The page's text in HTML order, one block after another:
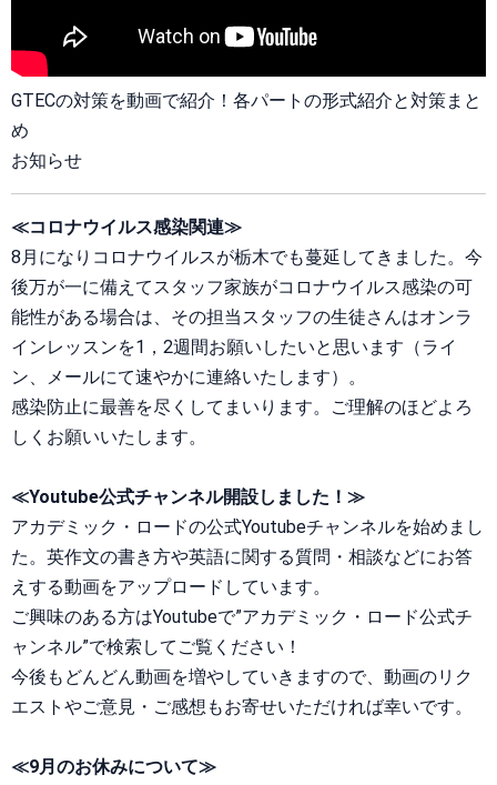
GTECの対策を動画で紹介！各パートの形式紹介と対策まと
め
お知らせ
≪コロナウイルス感染関連≫
8月になりコロナウイルスが栃木でも蔓延してきました。今
後万が一に備えてスタッフ家族がコロナウイルス感染の可
能性がある場合は、その担当スタッフの生徒さんはオンラ
インレッスンを1，2週間お願いしたいと思います（ライ
ン、メールにて速やかに連絡いたします）。
感染防止に最善を尽くしてまいります。ご理解のほどよろ
しくお願いいたします。
≪Youtube公式チャンネル開設しました！≫
アカデミック・ロードの公式Youtubeチャンネルを始めまし
た。英作文の書き方や英語に関する質問・相談などにお答
えする動画をアップロードしています。
ご興味のある方はYoutubeで”アカデミック・ロード公式チ
ャンネル”で検索してご覧ください！
今後もどんどん動画を増やしていきますので、動画のリク
エストやご意見・ご感想もお寄せいただければ幸いです。
≪9月のお休みについて≫